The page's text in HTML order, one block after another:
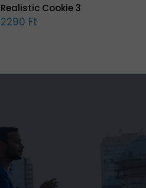
Realistic Cookie 3
2290 Ft